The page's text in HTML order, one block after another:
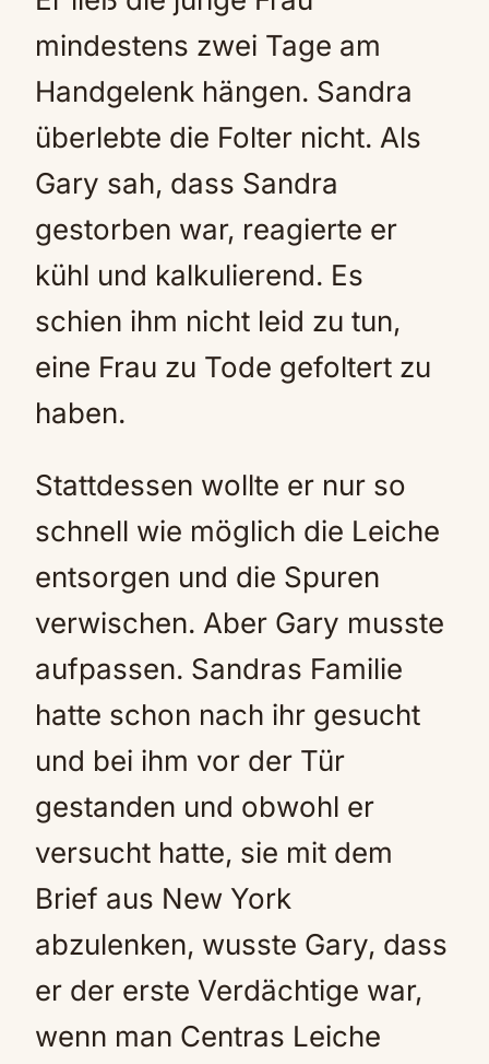
mindestens zwei Tage am
Handgelenk hängen. Sandra
überlebte die Folter nicht. Als
Gary sah, dass Sandra
gestorben war, reagierte er
kühl und kalkulierend. Es
schien ihm nicht leid zu tun,
eine Frau zu Tode gefoltert zu
haben.
Stattdessen wollte er nur so
schnell wie möglich die Leiche
entsorgen und die Spuren
verwischen. Aber Gary musste
aufpassen. Sandras Familie
hatte schon nach ihr gesucht
und bei ihm vor der Tür
gestanden und obwohl er
versucht hatte, sie mit dem
Brief aus New York
abzulenken, wusste Gary, dass
er der erste Verdächtige war,
wenn man Centras Leiche